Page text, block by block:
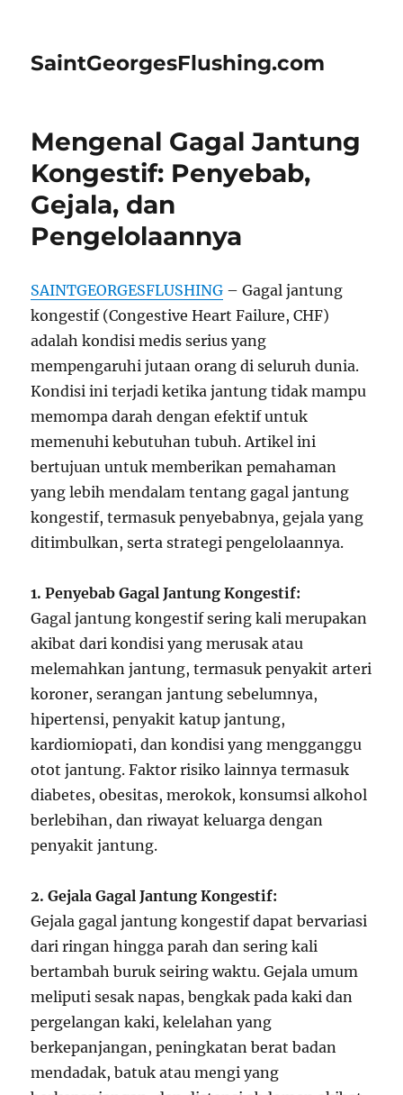
SaintGeorgesFlushing.com
Mengenal Gagal Jantung
Kongestif: Penyebab,
Gejala, dan
Pengelolaannya
SAINTGEORGESFLUSHING – Gagal jantung
kongestif (Congestive Heart Failure, CHF)
adalah kondisi medis serius yang
mempengaruhi jutaan orang di seluruh dunia.
Kondisi ini terjadi ketika jantung tidak mampu
memompa darah dengan efektif untuk
memenuhi kebutuhan tubuh. Artikel ini
bertujuan untuk memberikan pemahaman
yang lebih mendalam tentang gagal jantung
kongestif, termasuk penyebabnya, gejala yang
ditimbulkan, serta strategi pengelolaannya.
1. Penyebab Gagal Jantung Kongestif:
Gagal jantung kongestif sering kali merupakan
akibat dari kondisi yang merusak atau
melemahkan jantung, termasuk penyakit arteri
koroner, serangan jantung sebelumnya,
hipertensi, penyakit katup jantung,
kardiomiopati, dan kondisi yang mengganggu
otot jantung. Faktor risiko lainnya termasuk
diabetes, obesitas, merokok, konsumsi alkohol
berlebihan, dan riwayat keluarga dengan
penyakit jantung.
2. Gejala Gagal Jantung Kongestif:
Gejala gagal jantung kongestif dapat bervariasi
dari ringan hingga parah dan sering kali
bertambah buruk seiring waktu. Gejala umum
meliputi sesak napas, bengkak pada kaki dan
pergelangan kaki, kelelahan yang
berkepanjangan, peningkatan berat badan
mendadak, batuk atau mengi yang